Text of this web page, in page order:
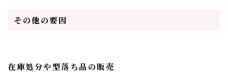
その他の要因
在庫処分や型落ち品の販売